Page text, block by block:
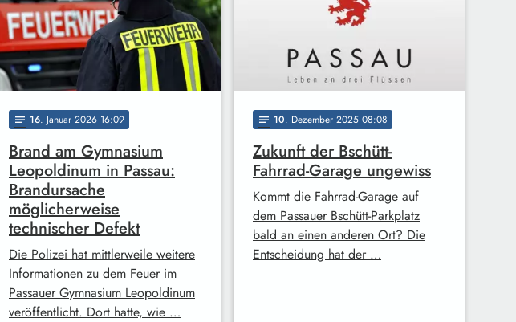
notes 16. Januar 2026 16:09
Brand am Gymnasium
Leopoldinum in Passau:
Brandursache
möglicherweise
technischer Defekt
Die Polizei hat mittlerweile weitere
Informationen zu dem Feuer im
Passauer Gymnasium Leopoldinum
veröffentlicht. Dort hatte, wie …
notes 10. Dezember 2025 08:08
Zukunft der Bschütt-
Fahrrad-Garage ungewiss
Kommt die Fahrrad-Garage auf
dem Passauer Bschütt-Parkplatz
bald an einen anderen Ort? Die
Entscheidung hat der …